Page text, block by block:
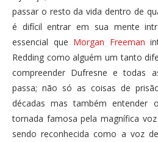
passar o resto da vida dentro de
é difícil entrar em sua mente
essencial que Morgan Freeman
Redding como alguém um tanto
compreender Dufresne e todas
passa; não só as coisas de
décadas mas também entender
tornada famosa pela magnífica
sendo reconhecida como a voz